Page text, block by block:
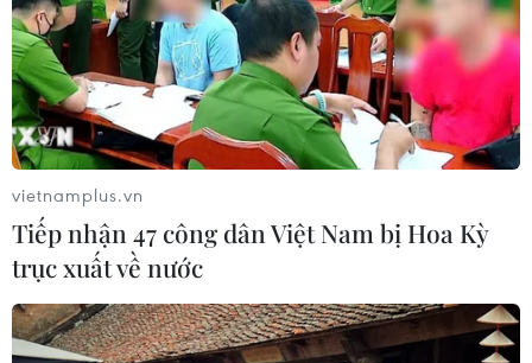
ông và Chủ tịch nước Trung Quốc Tập Cận Bình.
vietnamplus.vn
Tiếp nhận 47 công dân Việt Nam bị Hoa Kỳ
trục xuất về nước